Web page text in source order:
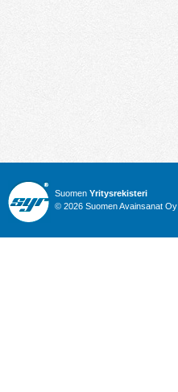
Suomen Yritysrekisteri
© 2026 Suomen Avainsanat Oy